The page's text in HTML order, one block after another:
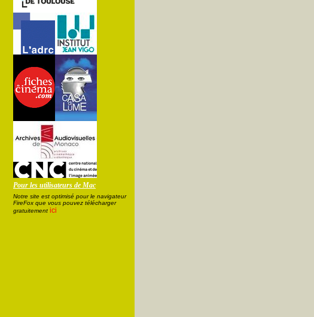
Pour les utilisateurs de Mac
Notre site est optimisé pour le navigateur
FireFox que vous pouvez télécharger
gratuitement ici